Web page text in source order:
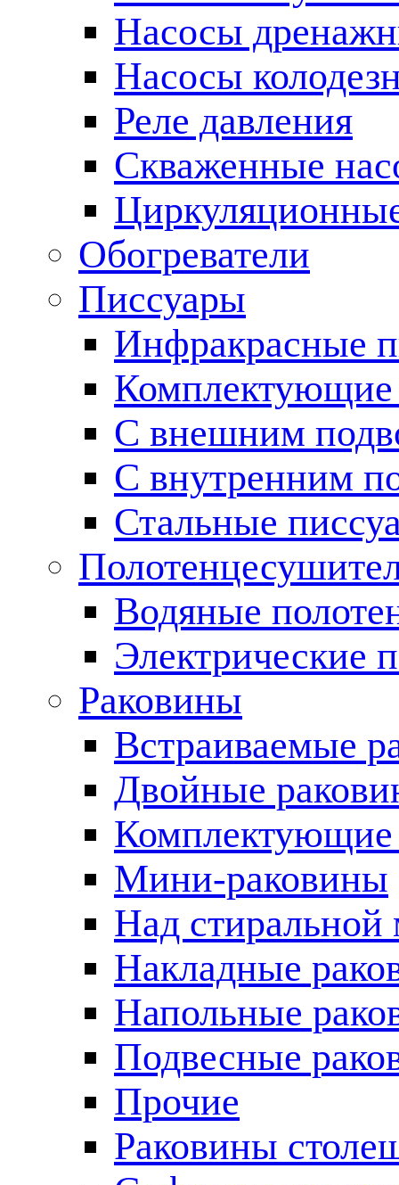
Насосы
Насосы
Реле давления
Скваженные
Обогреватели
Писсуары
Инфракрасные
Комплектующие
С внешним
С внутренним
Стальные
Водяные
Электрические
Раковины
Встраиваемые
Двойные
Комплектующие
Мини-раковины
Над
Накладные
Напольные
Подвесные
Прочие
Раковины